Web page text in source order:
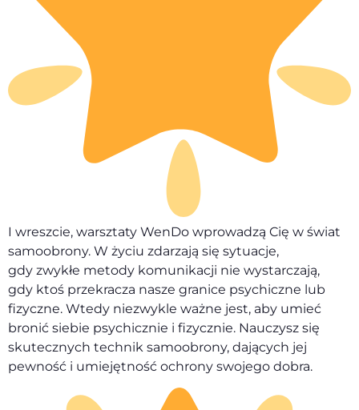
I wreszcie, warsztaty WenDo wprowadzą Cię w świat
samoobrony. W życiu zdarzają się sytuacje,
gdy zwykłe metody komunikacji nie wystarczają,
gdy ktoś przekracza nasze granice psychiczne lub
fizyczne. Wtedy niezwykle ważne jest, aby umieć
bronić siebie psychicznie i fizycznie. Nauczysz się
skutecznych technik samoobrony, dających jej
pewność i umiejętność ochrony swojego dobra.